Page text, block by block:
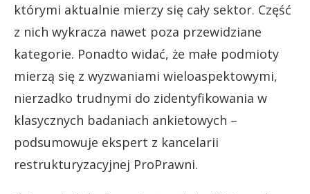
którymi aktualnie mierzy się cały sektor. Część
z nich wykracza nawet poza przewidziane
kategorie. Ponadto widać, że małe podmioty
mierzą się z wyzwaniami wieloaspektowymi,
nierzadko trudnymi do zidentyfikowania w
klasycznych badaniach ankietowych –
podsumowuje ekspert z kancelarii
restrukturyzacyjnej ProPrawni.